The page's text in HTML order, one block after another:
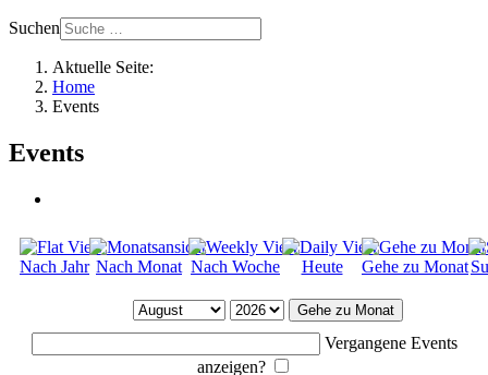
Suchen
Aktuelle Seite:
Home
Events
Events
Nach Jahr Nach Monat Nach Woche Heute Gehe zu Monat
Gehe zu Monat
Vergangene Events
anzeigen?